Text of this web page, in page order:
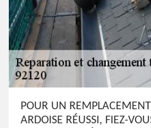
POUR UN
ARDOISE RÉUSSI, FIEZ-